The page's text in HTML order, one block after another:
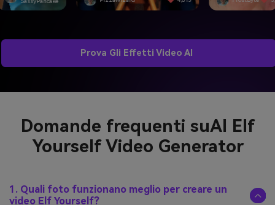
Prova Gli Effetti Video AI
Domande frequenti suAI Elf
Yourself Video Generator
1. Quali foto funzionano meglio per creare un
video Elf Yourself?